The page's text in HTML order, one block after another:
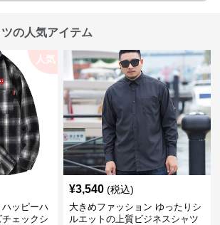
の人気アイテム
人気
ッピーハ
ェックシ
¥3,540 (税込)
大きめファッション ゆったりシ
ルエットの上質ビジネスシャツ